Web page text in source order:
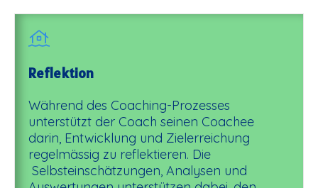
Reflektion
Während des Coaching-Prozesses
unterstützt der Coach seinen Coachee
darin, Entwicklung und Zielerreichung
regelmässig zu reflektieren. Die
Selbsteinschätzungen, Analysen und